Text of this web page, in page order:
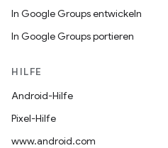
In Google Groups entwickeln
In Google Groups portieren
HILFE
Android-Hilfe
Pixel-Hilfe
www.android.com